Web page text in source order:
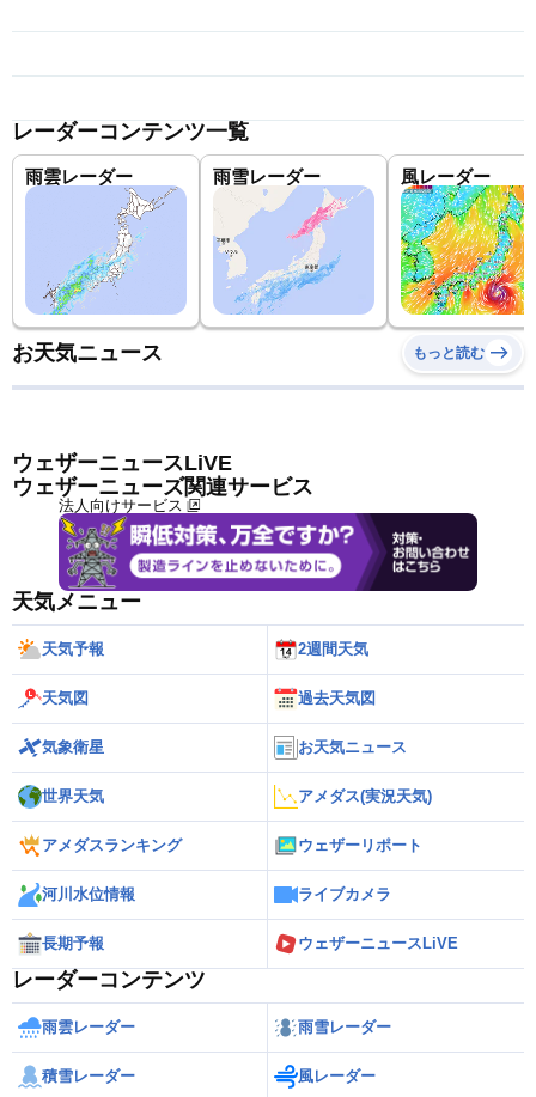
レーダーコンテンツ一覧
雨雲レーダー 雨雪レーダー 風レーダー
お天気ニュース もっと読む
ウェザーニュースLiVE
ウェザーニューズ関連サービス
法人向けサービス
天気メニュー
天気予報 2週間天気
天気図 過去天気図
気象衛星 お天気ニュース
世界天気 アメダス(実況天気)
アメダスランキング ウェザーリポート
河川水位情報 ライブカメラ
長期予報 ウェザーニュースLiVE
レーダーコンテンツ
雨雲レーダー 雨雪レーダー
積雪レーダー 風レーダー